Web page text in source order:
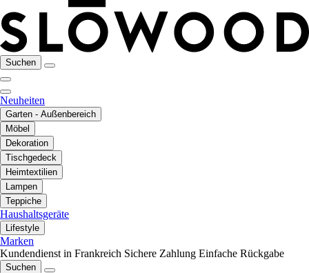
Suchen
Neuheiten
Garten - Außenbereich
Möbel
Dekoration
Tischgedeck
Heimtextilien
Lampen
Teppiche
Haushaltsgeräte
Lifestyle
Marken
Kundendienst in Frankreich Sichere Zahlung Einfache Rückgabe
Suchen